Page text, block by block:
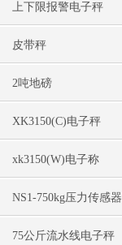
上下限报警电子秤
皮带秤
2吨地磅
XK3150(C)电子秤
xk3150(W)电子称
NS1-750kg压力传感器
75公斤流水线电子秤